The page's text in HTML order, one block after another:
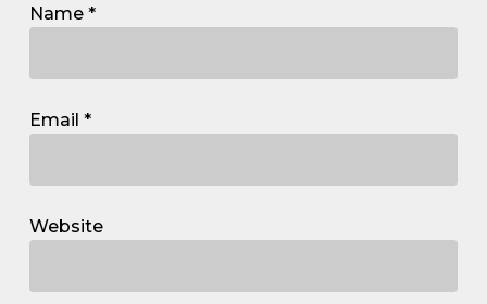
Name *
Email *
Website